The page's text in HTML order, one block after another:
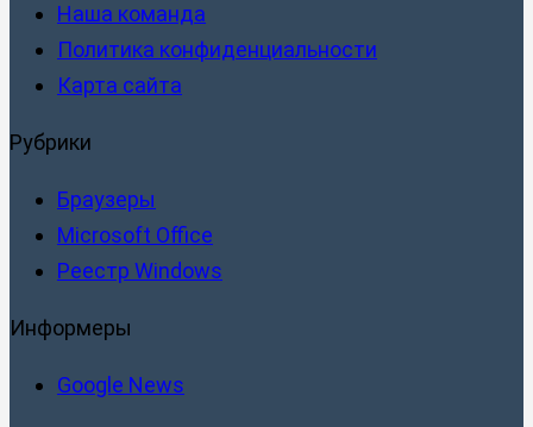
Наша команда
Политика конфиденциальности
Карта сайта
Рубрики
Браузеры
Microsoft Office
Реестр Windows
Информеры
Google News